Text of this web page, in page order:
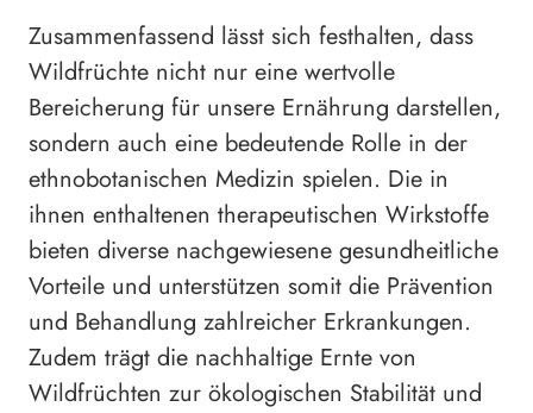
Zusammenfassend lässt sich festhalten, dass
Wildfrüchte nicht nur eine wertvolle
Bereicherung für unsere Ernährung darstellen,
sondern auch eine bedeutende Rolle in der
ethnobotanischen Medizin spielen. Die in
ihnen enthaltenen therapeutischen Wirkstoffe
bieten diverse nachgewiesene gesundheitliche
Vorteile und unterstützen somit die Prävention
und Behandlung zahlreicher Erkrankungen.
Zudem trägt die nachhaltige Ernte von
Wildfrüchten zur ökologischen Stabilität und